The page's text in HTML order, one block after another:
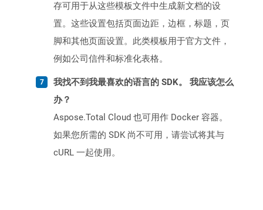
存可用于从这些模板文件中生成新文档的设
置。这些设置包括页面边距，边框，标题，页
脚和其他页面设置。此类模板用于官方文件，
例如公司信件和标准化表格。
我找不到我最喜欢的语言的 SDK。 我应该怎么
办？
Aspose.Total Cloud 也可用作 Docker 容器。
如果您所需的 SDK 尚不可用，请尝试将其与
cURL 一起使用。